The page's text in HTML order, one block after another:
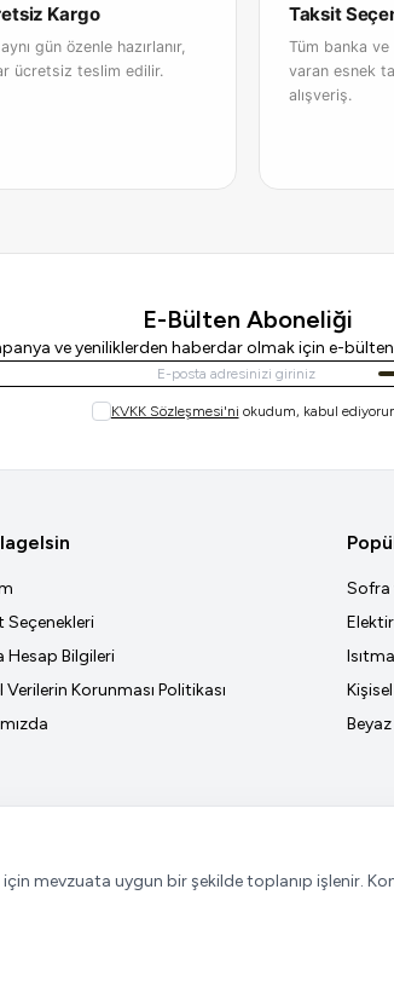
Kargo
gün özenle hazırlanır,
ücretsiz teslim edilir.
Taksit
Tüm banka ve
varan esnek
alışveriş.
E-Bülten Aboneliği
ve yeniliklerden haberdar olmak için e-
KVKK Sözleşmesi'ni okudum, kabul
Seçenekleri
Hesap Bilgileri
Verilerin Korunması Politikası
Sofra
mevzuata uygun bir şekilde toplanıp işlenir.